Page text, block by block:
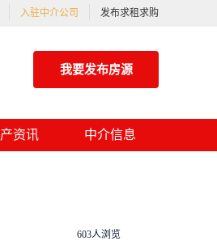
入驻中介公司 发布求租求购
我要发布房源
资讯 中介信息
603人浏览